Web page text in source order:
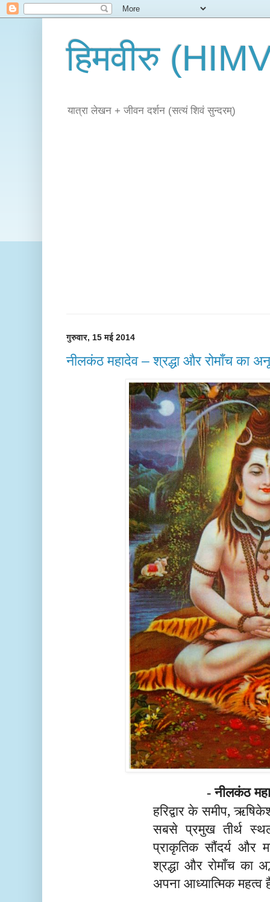
हिमवीरु
यात्रा लेखन + जीवन दर्शन (सत्यं शिवं सुन्दरम्)
गुरुवार, 15 मई 2014
नीलकंठ महादेव – श्रद्धा और रोमाँच का
- नीलकंठ
हरिद्वार के समीप,
सबसे प्रमुख तीर्थ
प्राकृतिक सौंदर्य और
श्रद्धा और रोमाँच का
अपना आध्यात्मिक महत्व